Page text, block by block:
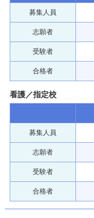
募集人員
志願者
受験者
合格者
看護／指定校
募集人員
志願者
受験者
合格者